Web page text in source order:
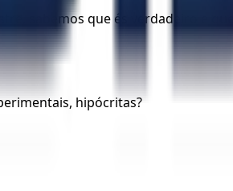
sabemos que és verdadeiro e
hipócritas?